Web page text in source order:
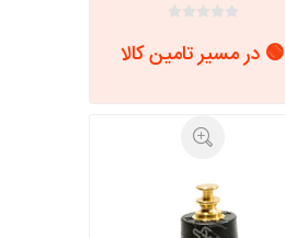
🟢 در مسیر تامین کالا